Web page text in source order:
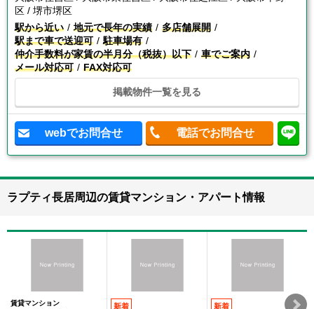
区 / 堺市堺区
駅から近い
地元で長年の実績
多店舗展開
駅まで車で送迎可
駐車場有
仲介手数料が家賃の半月分（税抜）以下
車でご案内
メール対応可
FAX対応可
掲載物件一覧を見る
webでお問合せ 電話でお問合せ
ラプティ長居周辺の賃貸マンション・アパート情報
賃貸マンション
新着 新着